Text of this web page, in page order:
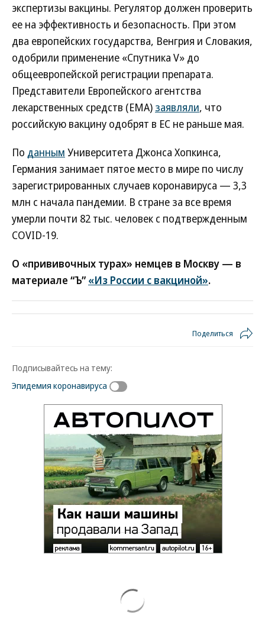
экспертизы вакцины. Регулятор должен проверить
ее на эффективность и безопасность. При этом
два европейских государства, Венгрия и Словакия,
одобрили применение «Спутника V» до
общеевропейской регистрации препарата.
Представители Европейского агентства
лекарственных средств (ЕМА) заявляли, что
российскую вакцину одобрят в ЕС не раньше мая.
По данным Университета Джонса Хопкинса,
Германия занимает пятое место в мире по числу
зарегистрированных случаев коронавируса — 3,3
млн с начала пандемии. В стране за все время
умерли почти 82 тыс. человек с подтвержденным
COVID-19.
О «прививочных турах» немцев в Москву — в
материале “Ъ” «Из России с вакциной».
Поделиться
Подписывайтесь на тему:
Эпидемия коронавируса
Новости партнеров
ВСУ точно получат десятки тысяч новых
солдат
Путин озвучил итоговый план СВО
Заставим раскаяться: союзник России
дал грозное обещание
Зеленский неожиданно высказался о
возвращении Крыма